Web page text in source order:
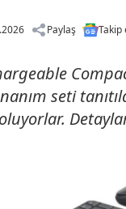
Paylaş Takip
seti